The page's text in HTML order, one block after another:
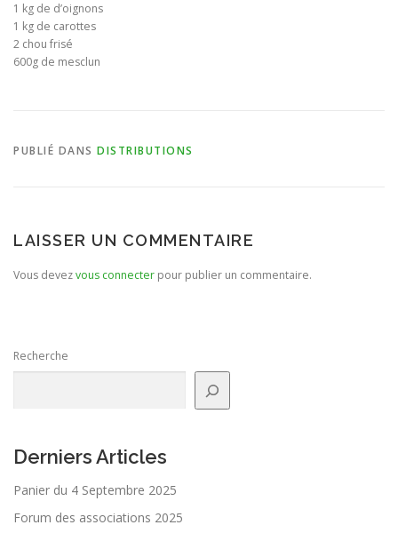
1 kg de d’oignons
1 kg de carottes
2 chou frisé
600g de mesclun
PUBLIÉ DANS DISTRIBUTIONS
LAISSER UN COMMENTAIRE
Vous devezvous connecter pour publier un commentaire.
Recherche
Derniers Articles
Panier du 4 Septembre 2025
Forum des associations 2025